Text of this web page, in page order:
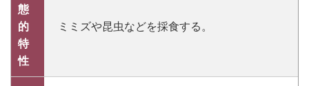
態
的
特
性
ミミズや昆虫などを採食する。